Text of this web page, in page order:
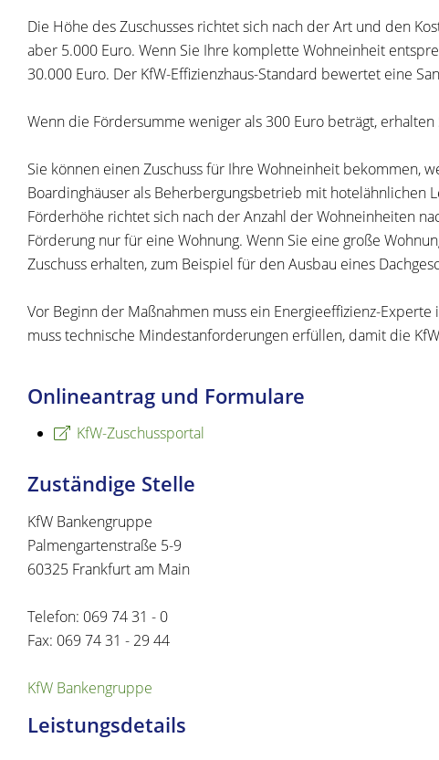
Die Höhe des Zuschusses richtet sich nach der Art und den
aber 5.000 Euro. Wenn Sie Ihre komplette Wohneinheit
30.000 Euro. Der KfW-Effizienzhaus-Standard bewertet eine
Wenn die Fördersumme weniger als 300 Euro beträgt,
Sie können einen Zuschuss für Ihre Wohneinheit bekommen,
Boardinghäuser als Beherbergungsbetrieb mit hotelähnlichen
Förderhöhe richtet sich nach der Anzahl der Wohneinheiten
Förderung nur für eine Wohnung. Wenn Sie eine große
Zuschuss erhalten, zum Beispiel für den Ausbau eines
Vor Beginn der Maßnahmen muss ein Energieeffizienz-
muss technische Mindestanforderungen erfüllen, damit die
Onlineantrag und Formulare
KfW-Zuschussportal
Zuständige Stelle
KfW Bankengruppe
Palmengartenstraße 5-9
60325 Frankfurt am Main
Telefon: 069 74 31 - 0
Fax: 069 74 31 - 29 44
KfW Bankengruppe
Leistungsdetails